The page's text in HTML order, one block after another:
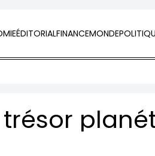
ÉDITORIALFINANCEMONDE
trésor